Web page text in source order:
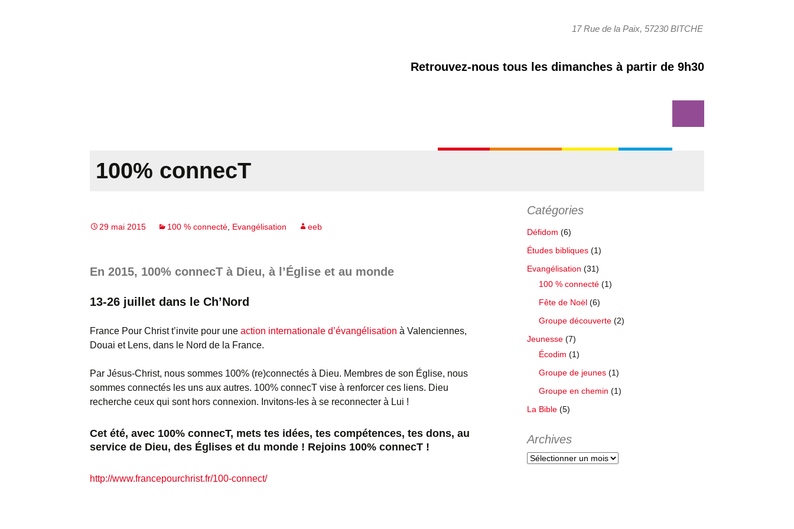
Retrouvez-nous tous les dimanches à partir de 9h30
17 Rue de la Paix, 57230 BITCHE
Jeunesse
Défidom
100% connecT
29 mai 2015 100 % connecté Evangélisation eeb
En 2015, 100% connecT à Dieu, à l’Église et au monde
13-26 juillet dans le Ch’Nord
France Pour Christ t’invite pour une action internationale d’évangélisation à Valenciennes,
Douai et Lens, dans le Nord de la France.
Par Jésus-Christ, nous sommes 100% (re)connectés à Dieu. Membres de son Église, nous
sommes connectés les uns aux autres. 100% connecT vise à renforcer ces liens. Dieu
recherche ceux qui sont hors connexion. Invitons-les à se reconnecter à Lui !
Cet été, avec 100% connecT, mets tes idées, tes compétences, tes dons, au
service de Dieu, des Églises et du monde ! Rejoins 100% connecT !
http://www.francepourchrist.fr/100-connect/
Catégories
Défidom (6)
Études bibliques (1)
Evangélisation (31)
100 % connecté (1)
Fête de Noël (6)
Groupe découverte (2)
Jeunesse (7)
Écodim (1)
Groupe de jeunes (1)
Groupe en chemin (1)
La Bible (5)
Archives
Archives